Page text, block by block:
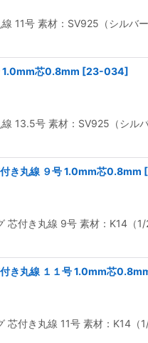
11号 素材：SV925（シル
1.0mm芯0.8mm [23-034]
13.5号 素材：SV925（シル
き丸線 ９号 1.0mm芯0.8mm [
芯付き丸線 9号 素材：K14（
き丸線 １１号 1.0mm芯
芯付き丸線 11号 素材：K14